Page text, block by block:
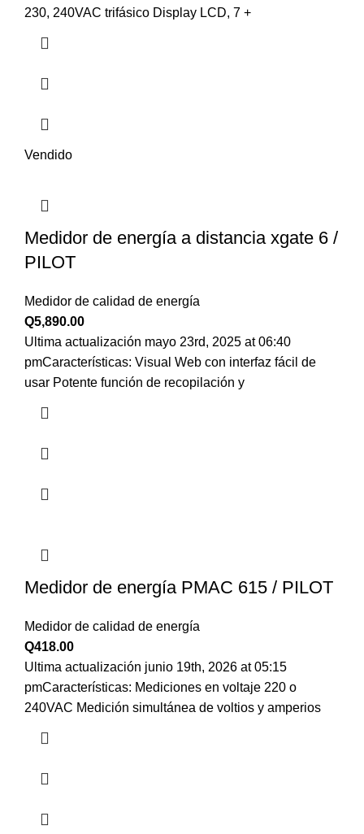
230, 240VAC trifásico Display LCD, 7 +
Vendido
Medidor de energía a distancia xgate 6 /
PILOT
Medidor de calidad de energía
Q5,890.00
Ultima actualización mayo 23rd, 2025 at 06:40
pmCaracterísticas: Visual Web con interfaz fácil de
usar Potente función de recopilación y
Medidor de energía PMAC 615 / PILOT
Medidor de calidad de energía
Q418.00
Ultima actualización junio 19th, 2026 at 05:15
pmCaracterísticas: Mediciones en voltaje 220 o
240VAC Medición simultánea de voltios y amperios